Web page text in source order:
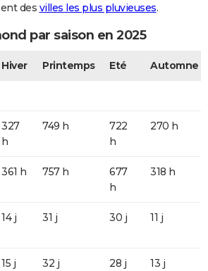
des villes les plus pluvieuses.
par saison en 2025
Hiver Printemps Eté Automne
327
h
749 h
722
h
270 h
361 h 757 h
677
h
318 h
14 j 31 j 30 j 11 j
15 j 32 j 28 j 13 j